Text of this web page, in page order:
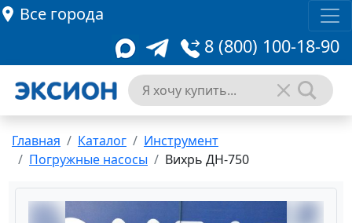
Все города
8 (800) 100-18-90
Главная Каталог
Инструмент
Погружные насосы
Вихрь ДН-750